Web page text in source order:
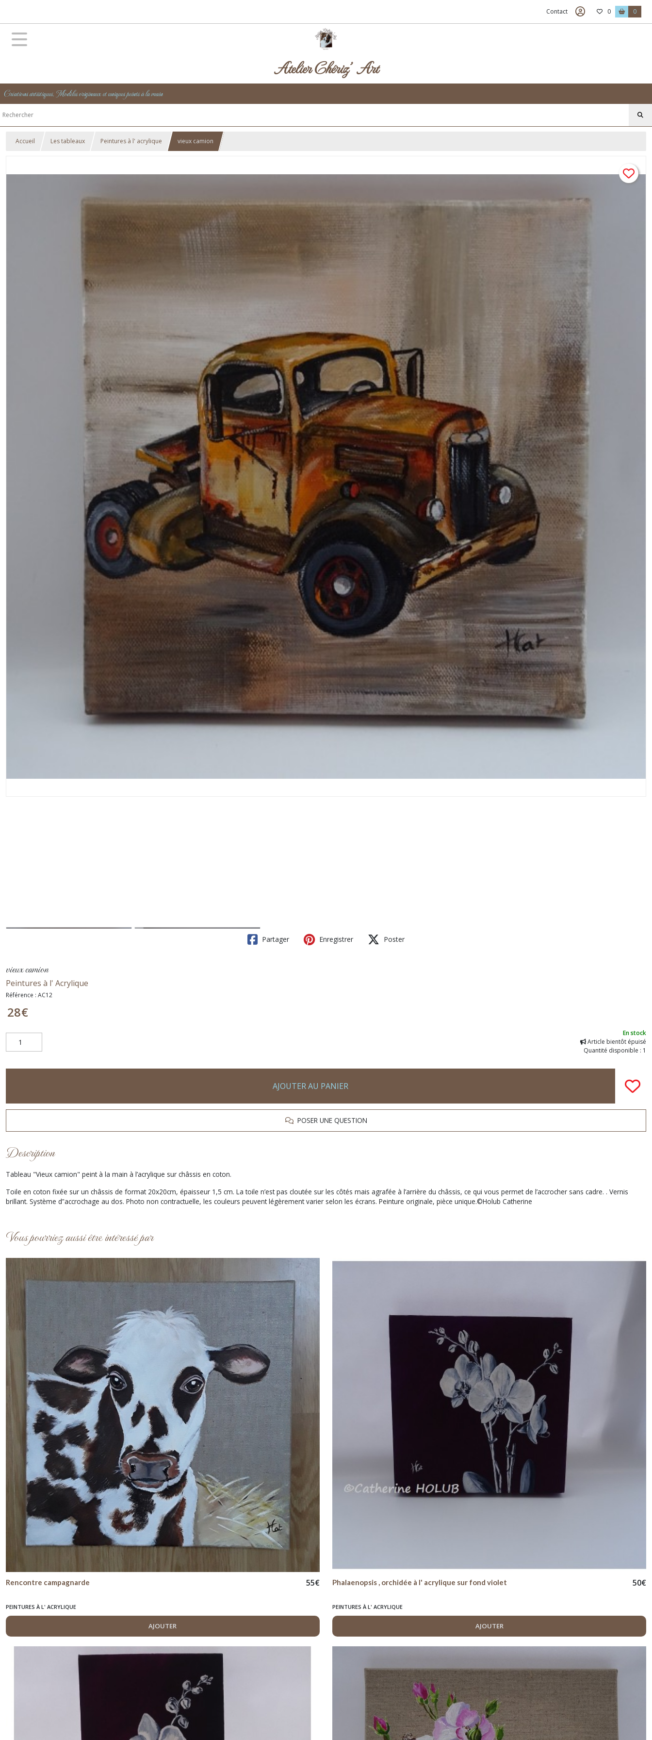
Contact 0 0
Atelier Chériz' Art
Créations artistiques, Modèles originaux et uniques peints à la main
Accueil Les tableaux Peintures à l' acrylique vieux camion
Partager Enregistrer Poster
vieux camion
Peintures à l' Acrylique
Référence : AC12
28€
En stock
Article bientôt épuisé
Quantité disponible : 1
AJOUTER AU PANIER
POSER UNE QUESTION
Description
Tableau "Vieux camion" peint à la main à l’acrylique sur châssis en coton.
Toile en coton fixée sur un châssis de format 20x20cm, épaisseur 1,5 cm. La toile n’est pas cloutée sur les côtés mais agrafée à l’arrière du châssis, ce qui vous permet de l’accrocher sans cadre. . Vernis
brillant. Système d’'accrochage au dos. Photo non contractuelle, les couleurs peuvent légèrement varier selon les écrans. Peinture originale, pièce unique.©Holub Catherine
Vous pourriez aussi être intéressé par
Rencontre campagnarde 55€
PEINTURES À L' ACRYLIQUE
AJOUTER
Phalaenopsis , orchidée à l' acrylique sur fond violet 50€
PEINTURES À L' ACRYLIQUE
AJOUTER